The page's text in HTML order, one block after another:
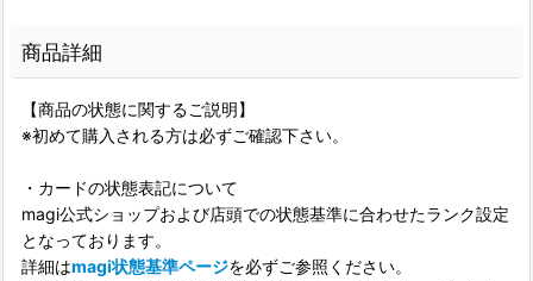
商品詳細
【商品の状態に関するご説明】
※初めて購入される方は必ずご確認下さい。
・カードの状態表記について
magi公式ショップおよび店頭での状態基準に合わせたランク設定
となっております。
詳細はmagi状態基準ページを必ずご参照ください。